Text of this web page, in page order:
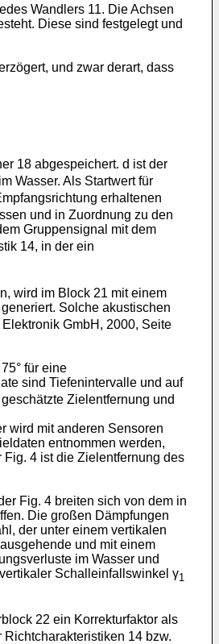
Wandlers 11. Die Achsen
Diese sind festgelegt und
und zwar derart, dass
18 abgespeichert. d ist der
Wasser. Als Startwert für
erhaltenen
und in Zuordnung zu den
Gruppensignal mit dem
14, in der ein
wird im Block 21 mit einem
Solche akustischen
GmbH, 2000, Seite
für eine
sind Tiefenintervalle und auf
Zielentfernung und
wird mit anderen Sensoren
entnommen werden,
4 ist die Zielentfernung des
Fig. 4 breiten sich von dem in
Die großen Dämpfungen
der unter einem vertikalen
und mit einem
im Wasser und
Schalleinfallswinkel γ1
22 ein Korrekturfaktor als
14 bzw.